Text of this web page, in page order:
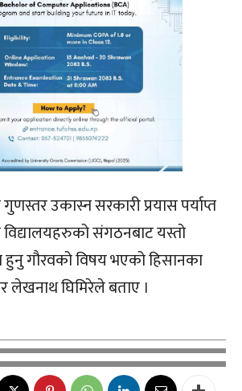
उकास्न सरकारी प्रयास पर्याप्त
संगठनबाट यस्तो
गौरवको विषय भएको हिसानका
लेखनाथ घिमिरेले बताए ।